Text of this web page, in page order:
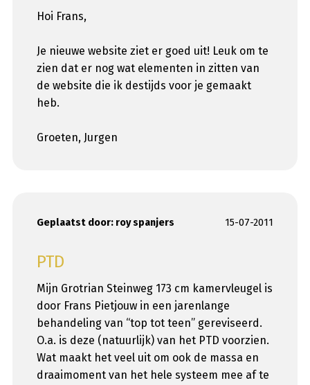
Hoi Frans,
Je nieuwe website ziet er goed uit! Leuk om te
zien dat er nog wat elementen in zitten van
de website die ik destijds voor je gemaakt
heb.
Groeten, Jurgen
15-07-2011
Geplaatst door: roy spanjers
PTD
Mijn Grotrian Steinweg 173 cm kamervleugel is
door Frans Pietjouw in een jarenlange
behandeling van “top tot teen” gereviseerd.
O.a. is deze (natuurlijk) van het PTD voorzien.
Wat maakt het veel uit om ook de massa en
draaimoment van het hele systeem mee af te